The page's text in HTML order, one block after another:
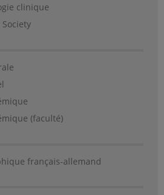
clinique
(faculté)
français-allemand